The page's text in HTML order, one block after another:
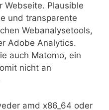
Webseite. Plausible
und transparente
Webanalysetools,
Adobe Analytics.
auch Matomo, ein
nicht an
amd x86_64 oder